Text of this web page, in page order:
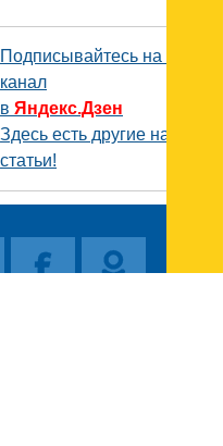
Подписывайтесь на наш
канал
в Яндекс.Дзен
Здесь есть другие наши
статьи!